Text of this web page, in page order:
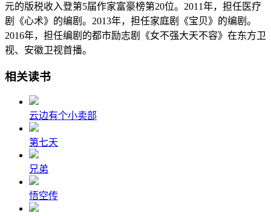
元的版税收入登第5届作家富豪榜第20位。2011年，担任医疗
剧《心术》的编剧。2013年，担任家庭剧《宝贝》的编剧。
2016年，担任编剧的都市励志剧《女不强大天不容》在东方卫
视、安徽卫视首播。
相关读书
云边有个小卖部
第七天
兄弟
悟空传